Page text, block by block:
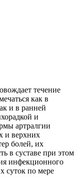
течение
как в
и в ранней
и
артралгии
и верхних
болей, их
в суставе при этом
инфекционного
суток по мере